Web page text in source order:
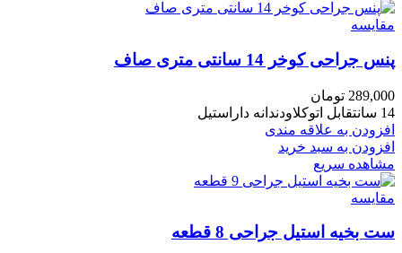
مقایسه
پنس جراحی کوخر 14 سانتی متری صاف
289,000 تومان
14 سانتقابل اتوکلاودندانه داراستیل
افزودن به علاقه مندی
افزودن به سبد خرید
مشاهده سریع
مقایسه
ست بخیه استیل جراحی 8 قطعه